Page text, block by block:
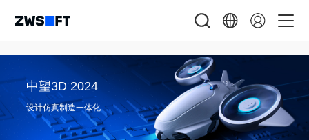
中望3D 2024
设计仿真制造一体化